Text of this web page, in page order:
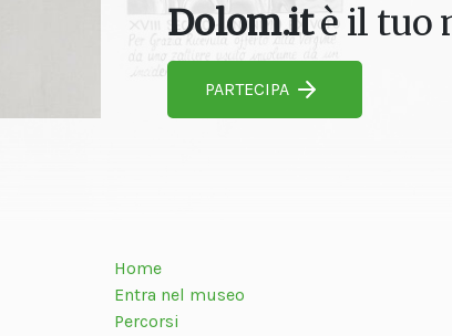
Dolom.itè il tuo
PARTECIPA
Home
Entra nel museo
Percorsi